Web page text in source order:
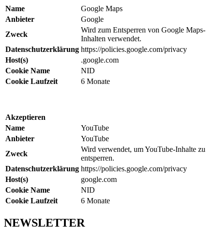
Name
Google Maps
Anbieter
Google
Zweck
Wird zum Entsperren von Google Maps-
Inhalten verwendet.
Datenschutzerklärung https://policies.google.com/privacy
Host(s)
.google.com
Cookie Name
NID
Cookie Laufzeit
6 Monate
Akzeptieren
Name
YouTube
Anbieter
YouTube
Zweck
Wird verwendet, um YouTube-Inhalte zu
entsperren.
Datenschutzerklärung https://policies.google.com/privacy
Host(s)
google.com
Cookie Name
NID
Cookie Laufzeit
6 Monate
NEWSLETTER